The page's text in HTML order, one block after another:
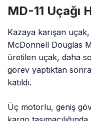
MD-11 Uçağı
Kazaya karışan
McDonnell Douglas
üretilen uçak, daha
görev yaptıktan
katıldı.
Üç motorlu, geniş